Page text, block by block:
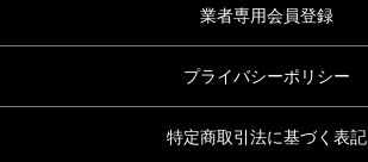
業者専用会員登録
プライバシーポリシー
特定商取引法に基づく表記